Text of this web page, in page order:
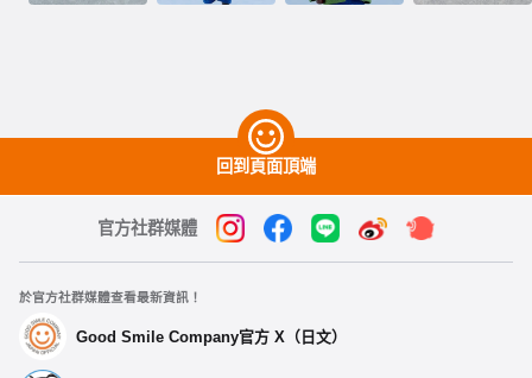
回到頁面頂端
官方社群媒體
於官方社群媒體查看最新資訊！
Good Smile Company官方 X（日文）